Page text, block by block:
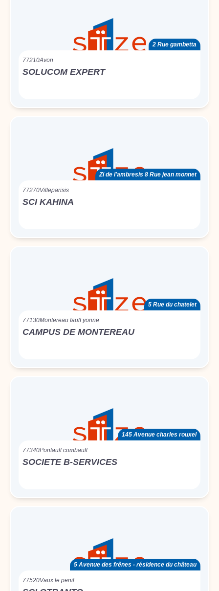
2 Rue gambetta
77210Avon
SOLUCOM EXPERT
Zi de l'ambresis 8 Rue jean monnet
77270Villeparisis
SCI KAHINA
5 Rue du chatelet
77130Montereau fault yonne
CAMPUS DE MONTEREAU
145 Avenue charles rouxel
77340Pontault combault
SOCIETE B-SERVICES
5 Avenue des frênes - résidence du château
77520Vaux le penil